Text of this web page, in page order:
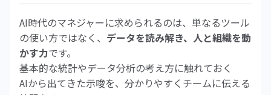
AI時代のマネジャーに求められるのは、単なるツール
の使い方ではなく、 データを読み解き、人と組織を動
かす力です。
基本的な統計やデータ分析の考え方に触れておく
AIから出てきた示唆を、分かりやすくチームに伝える